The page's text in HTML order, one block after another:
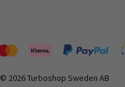
© 2026 Turboshop Sweden AB